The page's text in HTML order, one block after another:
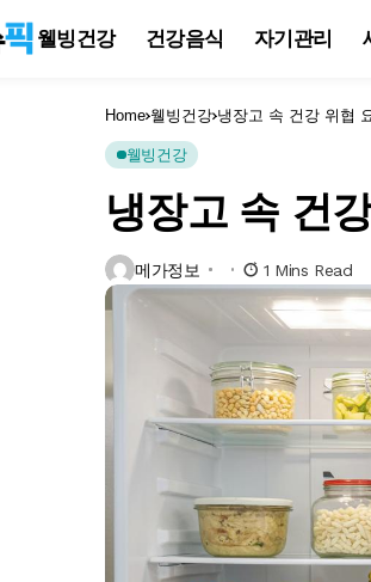
웰빙건강 건강음식 자기관리
Home 웰빙건강 냉장고 속 건강 위협
웰빙건강
냉장고 속 건
메가정보 1 Mins Read